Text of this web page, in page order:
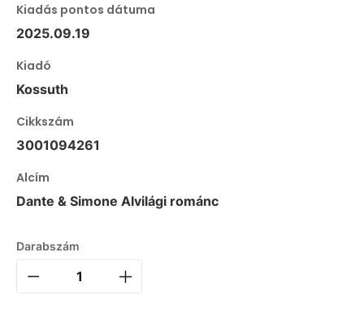
Kiadás pontos dátuma
2025.09.19
Kiadó
Kossuth
Cikkszám
3001094261
Alcím
Dante & Simone Alvilági románc
Darabszám